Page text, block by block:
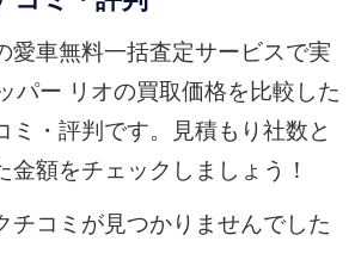
愛車無料一括査定サービスで実
パー リオの買取価格を比較した
ミ・評判です。見積もり社数と
金額をチェックしましょう！
チコミが見つかりませんでした